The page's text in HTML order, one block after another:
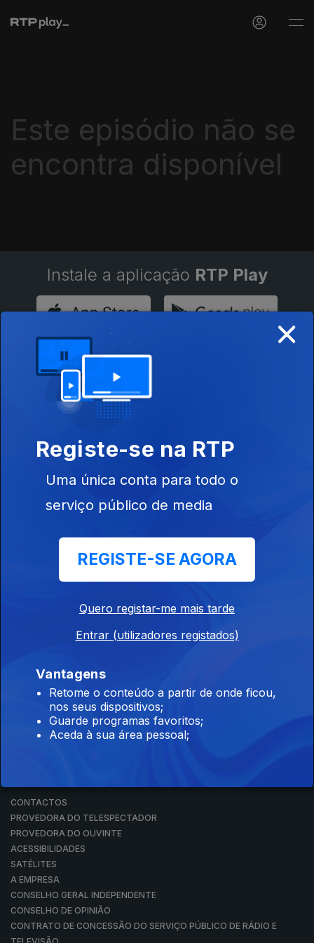
Este episódio não se
encontra disponível
Instale a aplicação RTP Play
Disponível para iOS, Android, Apple TV, Android TV e
CarPlay
RTP PLAY
EM DIRETO
REVER PROGRAMAS
CONCURSOS
CONTACTOS
PROVEDORA DO TELESPECTADOR
PROVEDORA DO OUVINTE
ACESSIBILIDADES
SATÉLITES
A EMPRESA
CONSELHO GERAL INDEPENDENTE
CONSELHO DE OPINIÃO
CONTRATO DE CONCESSÃO DO SERVIÇO PÚBLICO DE RÁDIO E
×
Registe-se na RTP
Uma única conta para todo o
serviço público de media
REGISTE-SE AGORA
Quero registar-me mais tarde
Entrar (utilizadores registados)
Vantagens
Retome o conteúdo a partir de onde ficou,
nos seus dispositivos;
Guarde programas favoritos;
Aceda à sua área pessoal;